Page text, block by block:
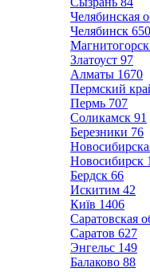
Челябинская
Челябинск 650
Магнитогорск
Златоуст 97
Алматы 1670
Пермский
Пермь 707
Соликамск 91
Березники 76
Новосибирск
Бердск 66
Искитим 42
Київ 1406
Саратовская
Саратов 627
Энгельс 149
Балаково 88